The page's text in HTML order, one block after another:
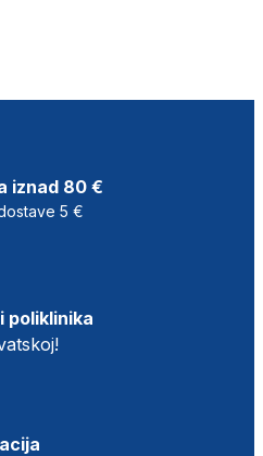
iznad 80 €
5 €
poliklinika